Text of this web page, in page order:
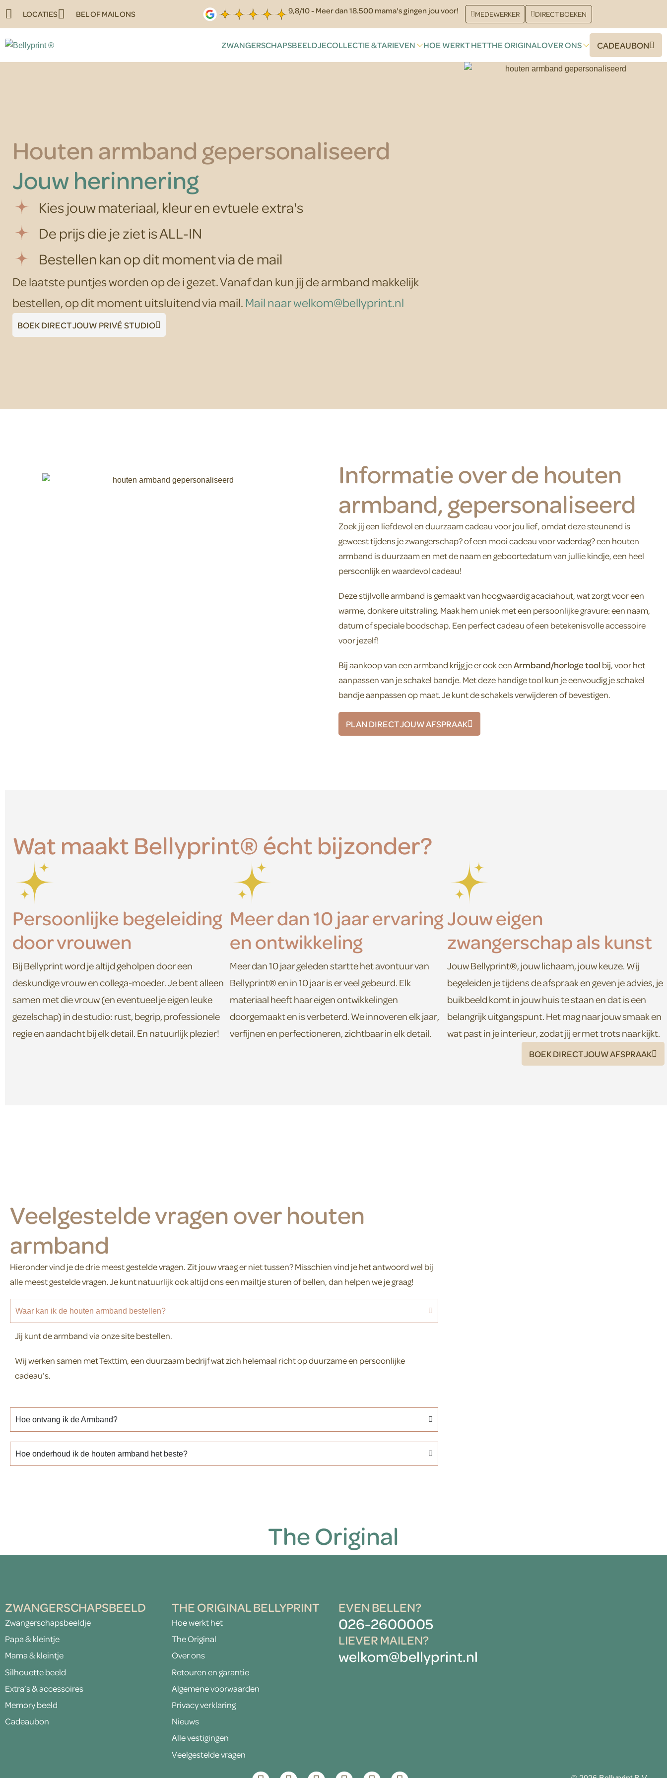
LOCATIES BEL OF MAIL ONS 9,8/10 - Meer dan 18.500 mama's gingen jou voor! MEDEWERKER DIRECT BOEKEN
ZWANGERSCHAPSBEELDJECOLLECTIE & TARIEVEN HOE WERKT HETTHE ORIGINALOVER ONS CADEAUBON
Houten armband gepersonaliseerd
Jouw herinnering
Kies jouw materiaal, kleur en evtuele extra's
De prijs die je ziet is ALL-IN
Bestellen kan op dit moment via de mail
De laatste puntjes worden op de i gezet. Vanaf dan kun jij de armband makkelijk
bestellen, op dit moment uitsluitend via mail.Mail naar welkom@bellyprint.nl
BOEK DIRECT JOUW PRIVÉ STUDIO
Informatie over de houten
armband, gepersonaliseerd
Zoek jij een liefdevol en duurzaam cadeau voor jou lief, omdat deze steunend is
geweest tijdens je zwangerschap? of een mooi cadeau voor vaderdag? een houten
armband is duurzaam en met de naam en geboortedatum van jullie kindje, een heel
persoonlijk en waardevol cadeau!
Deze stijlvolle armband is gemaakt van hoogwaardig acaciahout, wat zorgt voor een
warme, donkere uitstraling. Maak hem uniek met een persoonlijke gravure: een naam,
datum of speciale boodschap. Een perfect cadeau of een betekenisvolle accessoire
voor jezelf!
Bij aankoop van een armband krijg je er ook eenArmband/horloge tool bij, voor het
aanpassen van je schakel bandje. Met deze handige tool kun je eenvoudig je schakel
bandje aanpassen op maat. Je kunt de schakels verwijderen of bevestigen.
PLAN DIRECT JOUW AFSPRAAK
Wat maakt Bellyprint® écht bijzonder?
Persoonlijke begeleiding
door vrouwen
Bij Bellyprint word je altijd geholpen door een
deskundige vrouw en collega-moeder. Je bent alleen
samen met die vrouw (en eventueel je eigen leuke
gezelschap) in de studio: rust, begrip, professionele
regie en aandacht bij elk detail. En natuurlijk plezier!
Meer dan 10 jaar ervaring
en ontwikkeling
Meer dan 10 jaar geleden startte het avontuur van
Bellyprint® en in 10 jaar is er veel gebeurd. Elk
materiaal heeft haar eigen ontwikkelingen
doorgemaakt en is verbeterd. We innoveren elk jaar,
verfijnen en perfectioneren, zichtbaar in elk detail.
Jouw eigen
zwangerschap als kunst
Jouw Bellyprint®, jouw lichaam, jouw keuze. Wij
begeleiden je tijdens de afspraak en geven je advies, je
buikbeeld komt in jouw huis te staan en dat is een
belangrijk uitgangspunt. Het mag naar jouw smaak en
wat past in je interieur, zodat jij er met trots naar kijkt.
BOEK DIRECT JOUW AFSPRAAK
Veelgestelde vragen over houten
armband
Hieronder vind je de drie meest gestelde vragen. Zit jouw vraag er niet tussen? Misschien vind je het antwoord wel bij
alle meest gestelde vragen. Je kunt natuurlijk ook altijd ons een mailtje sturen of bellen, dan helpen we je graag!
Waar kan ik de houten armband bestellen?
Jij kunt de armband via onze site bestellen.
Wij werken samen met Texttim, een duurzaam bedrijf wat zich helemaal richt op duurzame en persoonlijke
cadeau’s.
Hoe ontvang ik de Armband?
Hoe onderhoud ik de houten armband het beste?
The Original
ZWANGERSCHAPSBEELD
Zwangerschapsbeeldje
Papa & kleintje
Mama & kleintje
Silhouette beeld
Extra’s & accessoires
Memory beeld
Cadeaubon
THE ORIGINAL BELLYPRINT
Hoe werkt het
The Original
Over ons
Retouren en garantie
Algemene voorwaarden
Privacy verklaring
Nieuws
Alle vestigingen
Veelgestelde vragen
EVEN BELLEN?
026-2600005
LIEVER MAILEN?
welkom@bellyprint.nl